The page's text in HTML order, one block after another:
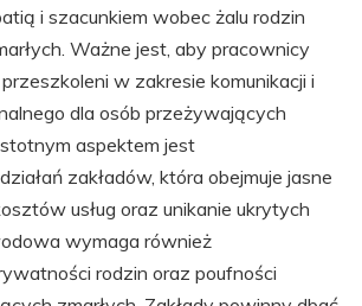
i szacunkiem wobec żalu rodzin
Ważne jest, aby pracownicy
w zakresie komunikacji i
dla osób przeżywających
aspektem jest
zakładów, która obejmuje jasne
usług oraz unikanie ukrytych
wymaga również
rodzin oraz poufności